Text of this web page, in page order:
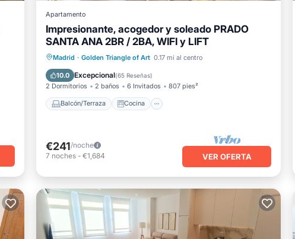
Apartamento
Impresionante, acogedor y soleado PRADO
SANTA ANA 2BR / 2BA, WIFI y LIFT
Madrid · Golden Triangle of Art 0.17 mi al centro
10.0 Excepcional(65 Reseñas)
2 Dormitorios 2 baños 6 Invitados 807 pies²
Balcón/Terraza Cocina
Balcón/Terraza
Cocina
Aire acondicionado
€241/noche
7 noches - €1,684 VER OFERTA